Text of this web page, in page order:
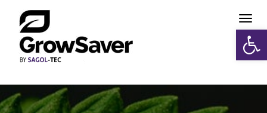
פתח סרגל נגישות
תפריט